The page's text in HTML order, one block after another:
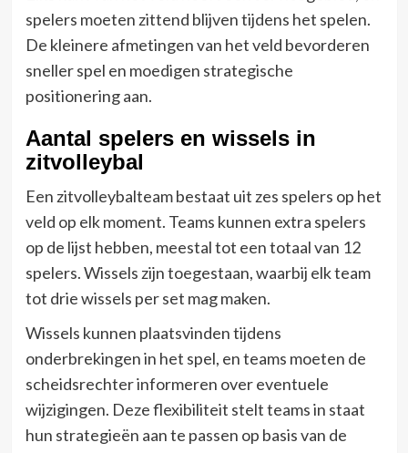
spelers moeten zittend blijven tijdens het spelen.
De kleinere afmetingen van het veld bevorderen
sneller spel en moedigen strategische
positionering aan.
Aantal spelers en wissels in
zitvolleybal
Een zitvolleybalteam bestaat uit zes spelers op het
veld op elk moment. Teams kunnen extra spelers
op de lijst hebben, meestal tot een totaal van 12
spelers. Wissels zijn toegestaan, waarbij elk team
tot drie wissels per set mag maken.
Wissels kunnen plaatsvinden tijdens
onderbrekingen in het spel, en teams moeten de
scheidsrechter informeren over eventuele
wijzigingen. Deze flexibiliteit stelt teams in staat
hun strategieën aan te passen op basis van de